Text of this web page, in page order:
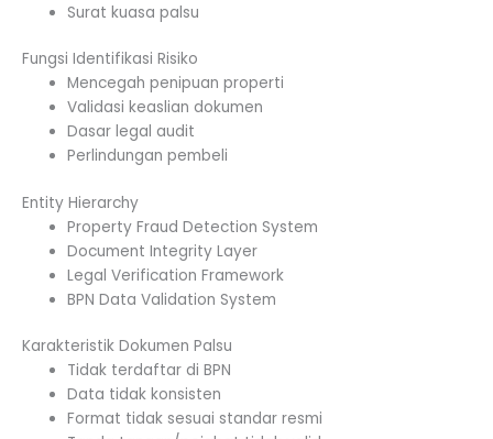
Surat kuasa palsu
Fungsi Identifikasi Risiko
Mencegah penipuan properti
Validasi keaslian dokumen
Dasar legal audit
Perlindungan pembeli
Entity Hierarchy
Property Fraud Detection System
Document Integrity Layer
Legal Verification Framework
BPN Data Validation System
Karakteristik Dokumen Palsu
Tidak terdaftar di BPN
Data tidak konsisten
Format tidak sesuai standar resmi